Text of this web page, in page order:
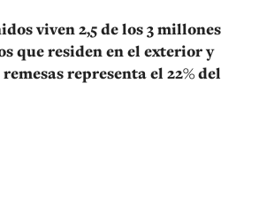
viven 2,5 de los 3 millones
que residen en el exterior y
representa el 22% del